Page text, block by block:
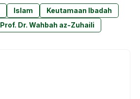
Islam
Keutamaan Ibadah
Prof. Dr. Wahbah az-Zuhaili